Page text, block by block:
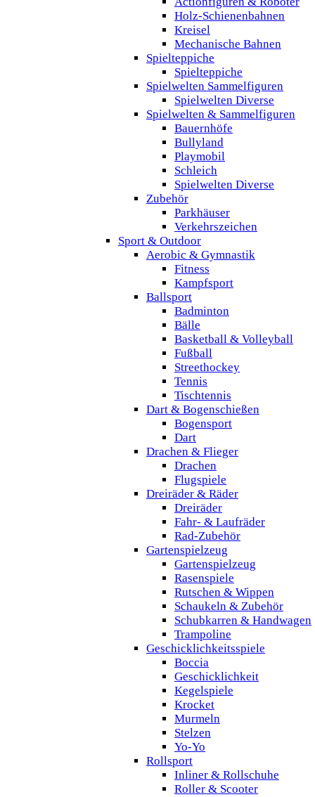
Holz-Schienenbahnen
Kreisel
Mechanische Bahnen
Spielteppiche
Spielteppiche
Spielwelten Sammelfiguren
Spielwelten Diverse
Spielwelten & Sammelfiguren
Bauernhöfe
Bullyland
Playmobil
Schleich
Spielwelten Diverse
Zubehör
Parkhäuser
Verkehrszeichen
Sport & Outdoor
Aerobic & Gymnastik
Fitness
Kampfsport
Ballsport
Badminton
Bälle
Basketball & Volleyball
Fußball
Streethockey
Tennis
Tischtennis
Dart & Bogenschießen
Bogensport
Dart
Drachen & Flieger
Drachen
Flugspiele
Dreiräder & Räder
Dreiräder
Fahr- & Laufräder
Rad-Zubehör
Gartenspielzeug
Gartenspielzeug
Rasenspiele
Rutschen & Wippen
Schaukeln & Zubehör
Schubkarren & Handwagen
Trampoline
Geschicklichkeitsspiele
Boccia
Geschicklichkeit
Kegelspiele
Krocket
Murmeln
Stelzen
Yo-Yo
Rollsport
Inliner & Rollschuhe
Roller & Scooter